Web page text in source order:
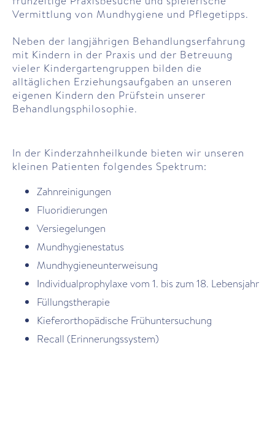
Vermittlung von Mundhygiene und Pflegetipps.
Neben der langjährigen Behandlungserfahrung
mit Kindern in der Praxis und der Betreuung
vieler Kindergartengruppen bilden die
alltäglichen Erziehungsaufgaben an unseren
eigenen Kindern den Prüfstein unserer
Behandlungsphilosophie.
In der Kinderzahnheilkunde bieten wir unseren
kleinen Patienten folgendes Spektrum:
Zahnreinigungen
Fluoridierungen
Versiegelungen
Mundhygienestatus
Mundhygieneunterweisung
Individualprophylaxe vom 1. bis zum 18. Lebensjahr
Füllungstherapie
Kieferorthopädische Frühuntersuchung
Recall (Erinnerungssystem)